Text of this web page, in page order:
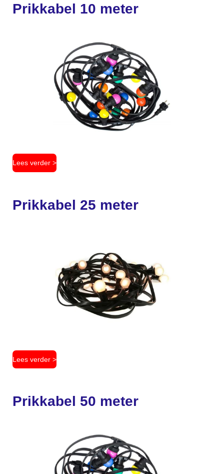
Prikkabel 10 meter
Lees verder >
Prikkabel 25 meter
Lees verder >
Prikkabel 50 meter